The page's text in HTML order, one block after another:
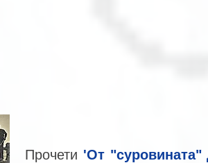
Прочети 'От "суровината"